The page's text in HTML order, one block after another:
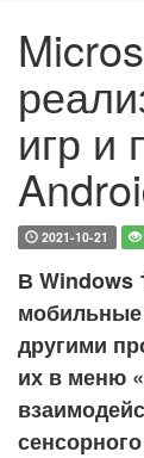
игр и
2021-10-21
В Windows
другими
их в меню